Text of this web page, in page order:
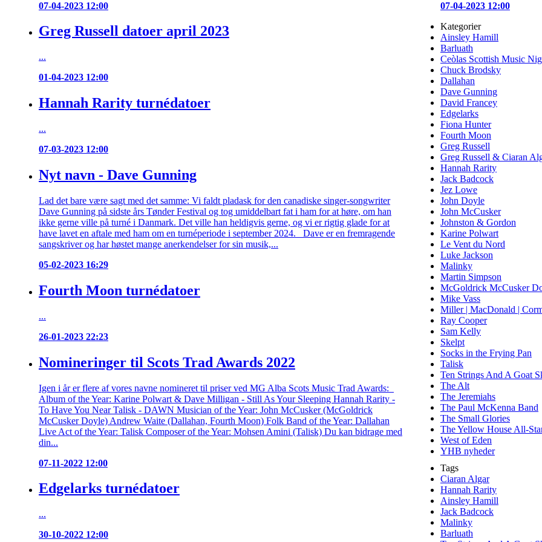
07-04-2023 12:00
Greg Russell datoer april 2023
...
01-04-2023 12:00
Hannah Rarity turnédatoer
...
07-03-2023 12:00
Nyt navn - Dave Gunning
Lad det bare være sagt med det samme: Vi faldt pladask for den canadiske singer-songwriter
Dave Gunning på sidste års Tønder Festival og tog umiddelbart fat i ham for at høre, om han
ikke gerne ville på turné i Danmark. Det ville han heldigvis gerne, og vi er rigtig glade for at
have lavet en aftale med ham om en turnéperiode i september 2024. Dave er en fremragende
sangskriver og har høstet mange anerkendelser for sin musik,...
05-02-2023 16:29
Fourth Moon turnédatoer
...
26-01-2023 22:23
Nomineringer til Scots Trad Awards 2022
Igen i år er flere af vores navne nomineret til priser ved MG Alba Scots Music Trad Awards:
Album of the Year: Karine Polwart & Dave Milligan - Still As Your Sleeping Hannah Rarity -
To Have You Near Talisk - DAWN Musician of the Year: John McCusker (McGoldrick
McCusker Doyle) Andrew Waite (Dallahan, Fourth Moon) Folk Band of the Year: Dallahan
Live Act of the Year: Talisk Composer of the Year: Mohsen Amini (Talisk) Du kan bidrage med
din...
07-11-2022 12:00
Edgelarks turnédatoer
...
30-10-2022 12:00
07-04-2023 12:00
Kategorier
Ainsley Hamill
Barluath
Ceòlas Scottish Music
Chuck Brodsky
Dallahan
Dave Gunning
David Francey
Edgelarks
Fiona Hunter
Fourth Moon
Greg Russell
Greg Russell & Ciaran
Hannah Rarity
Jack Badcock
Jez Lowe
John Doyle
John McCusker
Johnston & Gordon
Karine Polwart
Le Vent du Nord
Luke Jackson
Malinky
Martin Simpson
McGoldrick McCusker
Mike Vass
Miller | MacDonald |
Ray Cooper
Sam Kelly
Skelpt
Socks in the Frying Pan
Talisk
Ten Strings And A Goat
The Alt
The Jeremiahs
The Paul McKenna Band
The Small Glories
The Yellow House All-
West of Eden
YHB nyheder
Tags
Ciaran Algar
Hannah Rarity
Ainsley Hamill
Jack Badcock
Malinky
Barluath